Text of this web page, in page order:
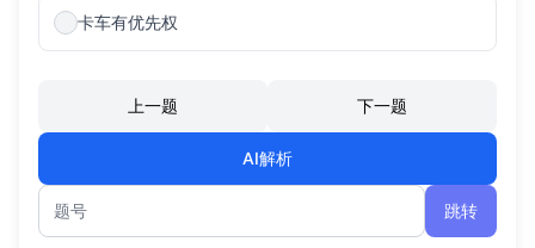
卡车有优先权
上一题 下一题
AI解析
题号
跳转